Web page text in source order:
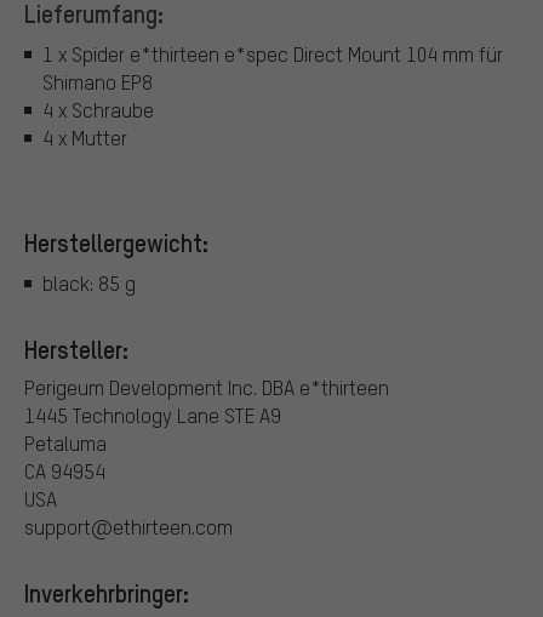
Lieferumfang:
1 x Spider e*thirteen e*spec Direct Mount 104 mm für
Shimano EP8
4 x Schraube
4 x Mutter
Herstellergewicht:
black: 85 g
Hersteller:
Perigeum Development Inc. DBA e*thirteen
1445 Technology Lane STE A9
Petaluma
CA 94954
USA
support@ethirteen.com
Inverkehrbringer: